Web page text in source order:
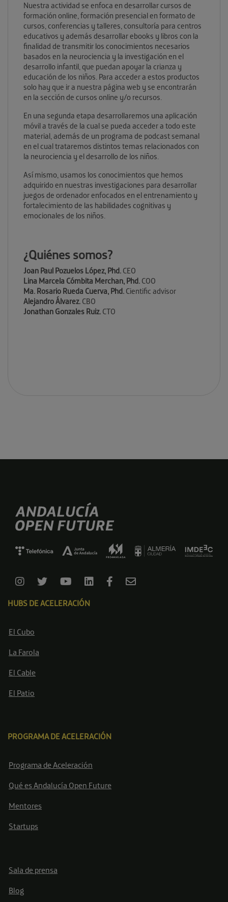
Nuestra actividad se enfoca en desarrollar cursos de
formación online, formación presencial en formato de
cursos, conferencias y talleres, consultoría para centros
educativos y además desarrollar ebooks y libros con la
finalidad de transmitir los conocimientos necesarios
basados en la neurociencia y la investigación en el
desarrollo infantil, que puedan apoyar la crianza y
educación de los niños. Para acceder a estos productos
solo hay que ir a nuestra página web y se encontrarán
en la sección de cursos online y/o recursos.
En una segunda etapa desarrollaremos una aplicación
móvil a través de la cual se pueda acceder a todo este
material, además de un programa de podcast semanal
en el cual trataremos distintos temas relacionados con
la neurociencia y el desarrollo de los niños.
Así mismo, usamos los conocimientos que hemos
adquirido en nuestras investigaciones para desarrollar
juegos de ordenador enfocados en el entrenamiento y
fortalecimiento de las habilidades cognitivas y
emocionales de los niños.
¿Quiénes somos?
Joan Paul Pozuelos López, Phd. CEO
Lina Marcela Cómbita Merchan, Phd. COO
Ma. Rosario Rueda Cuerva, Phd. Cientific advisor
Alejandro Álvarez. CBO
Jonathan Gonzales Ruiz. CTO
HUBS DE ACELERACIÓN
El Cubo
La Farola
El Cable
El Patio
PROGRAMA DE ACELERACIÓN
Programa de Aceleración
Qué es Andalucía Open Future
Mentores
Startups
Sala de prensa
Blog